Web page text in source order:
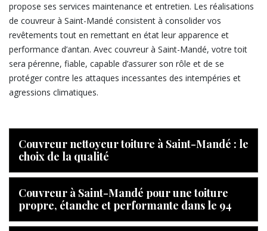
propose ses services maintenance et entretien. Les réalisations
de couvreur à Saint-Mandé consistent à consolider vos
revêtements tout en remettant en état leur apparence et
performance d’antan. Avec couvreur à Saint-Mandé, votre toit
sera pérenne, fiable, capable d’assurer son rôle et de se
protéger contre les attaques incessantes des intempéries et
agressions climatiques.
Couvreur nettoyeur toiture à Saint-Mandé : le
choix de la qualité
Couvreur à Saint-Mandé pour une toiture
propre, étanche et performante dans le 94